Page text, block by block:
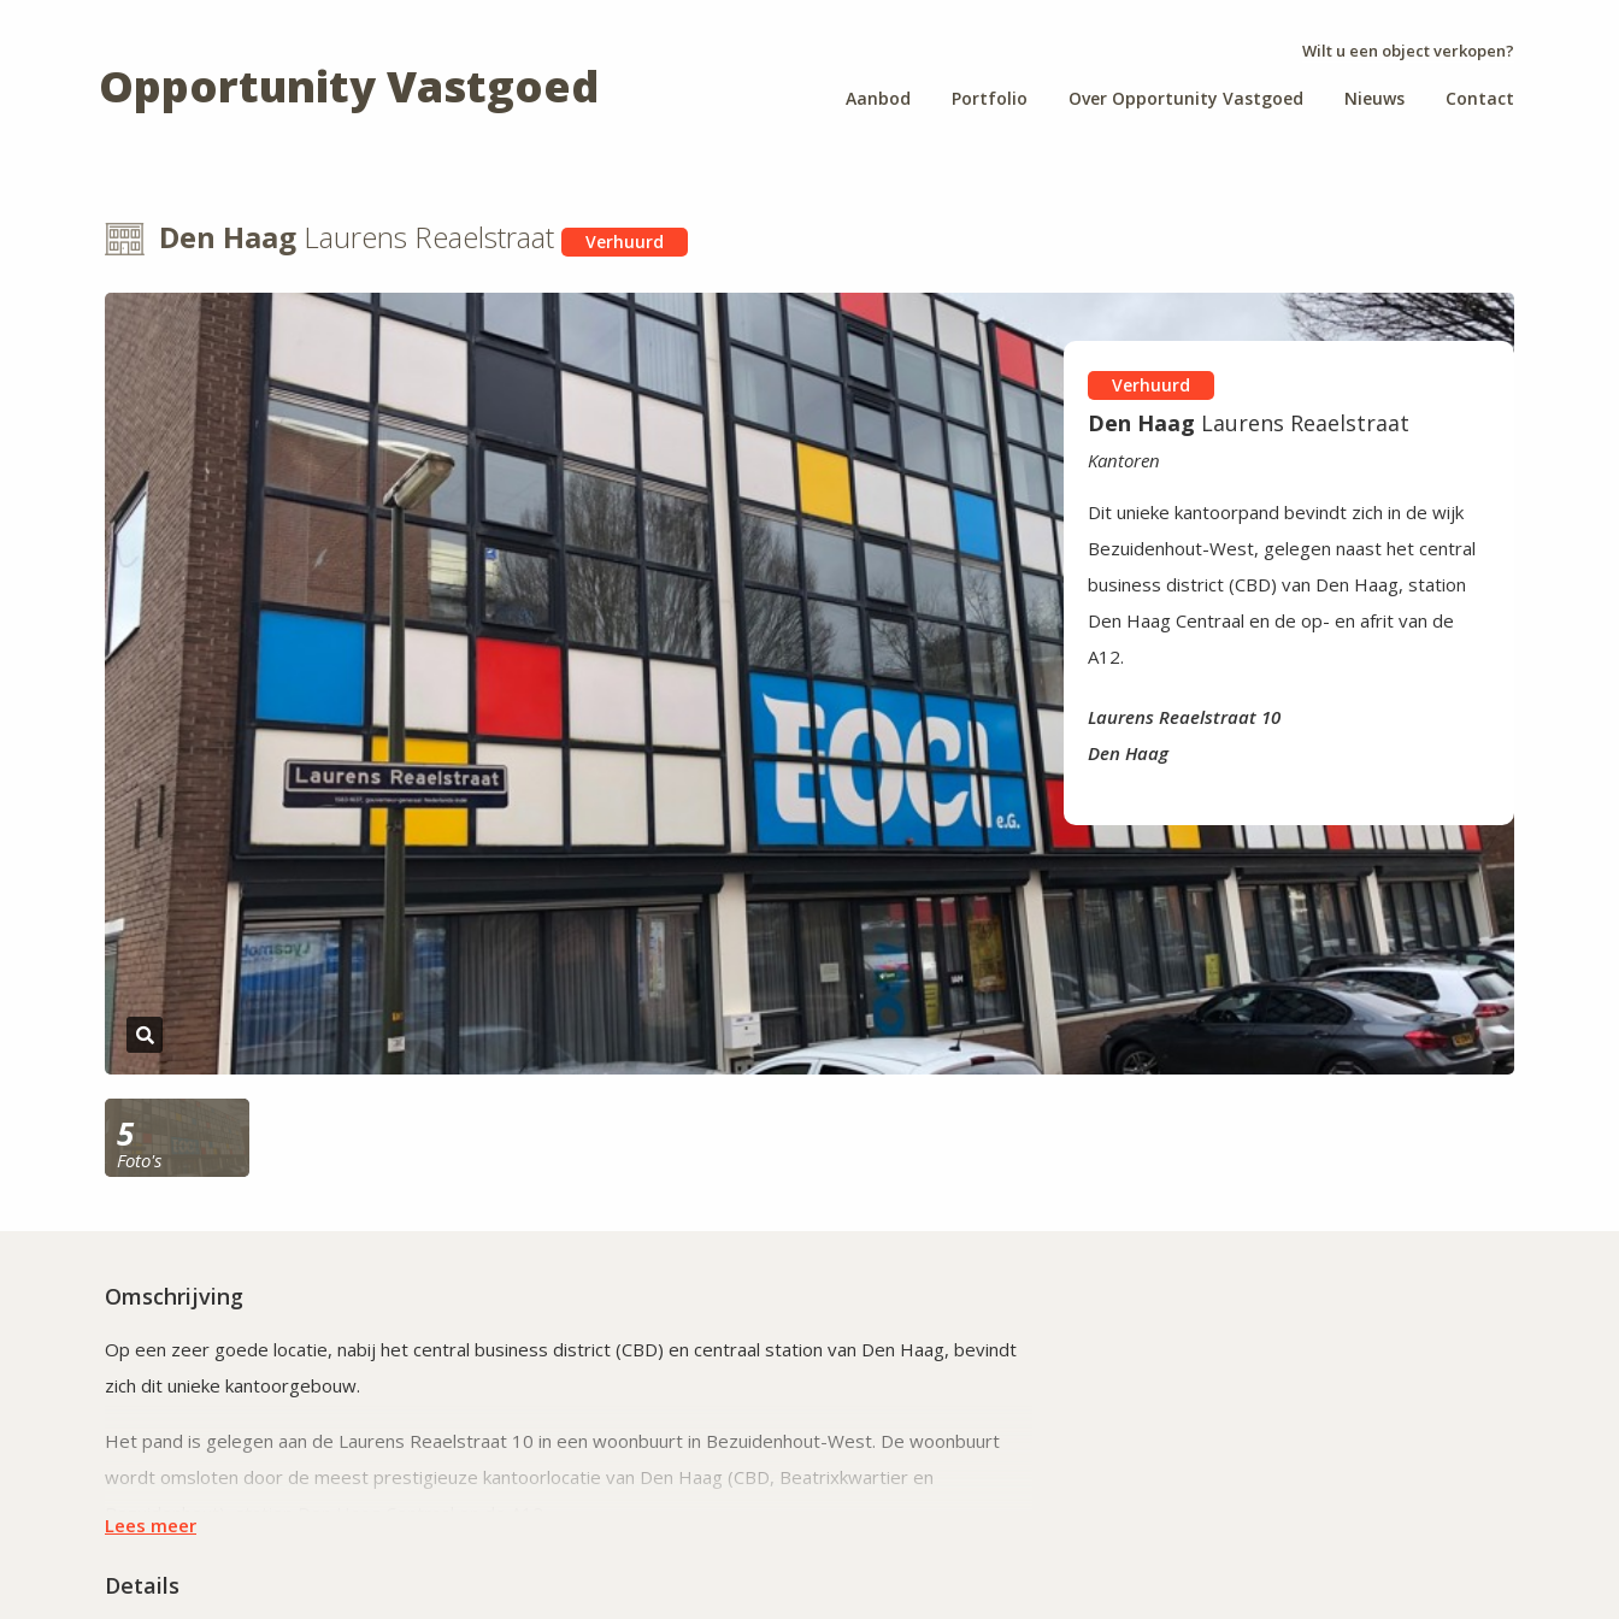
Opportunity Vastgoed
Wilt u een object verkopen?
Aanbod Portfolio Over Opportunity Vastgoed Nieuws Contact
Den Haag Laurens Reaelstraat Verhuurd
Verhuurd
Den Haag Laurens Reaelstraat
Kantoren
Dit unieke kantoorpand bevindt zich in de wijk
Bezuidenhout-West, gelegen naast het central
business district (CBD) van Den Haag, station
Den Haag Centraal en de op- en afrit van de
A12.
Laurens Reaelstraat 10
Den Haag
5
Foto's
Omschrijving
Op een zeer goede locatie, nabij het central business district (CBD) en centraal station van Den Haag, bevindt
zich dit unieke kantoorgebouw.
Het pand is gelegen aan de Laurens Reaelstraat 10 in een woonbuurt in Bezuidenhout-West. De woonbuurt
wordt omsloten door de meest prestigieuze kantoorlocatie van Den Haag (CBD, Beatrixkwartier en
Lees meer
Details